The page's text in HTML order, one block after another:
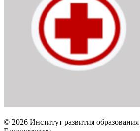
© 2026 Институт развития